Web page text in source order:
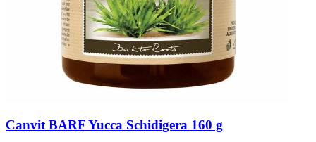
Canvit BARF Yucca Schidigera 160 g